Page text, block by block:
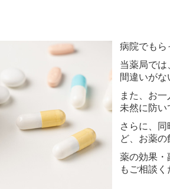
病院でもら
当薬局で
間違いがな
また、お
未然に防い
さらに、
ど、お薬の
薬の効果・
もご相談く